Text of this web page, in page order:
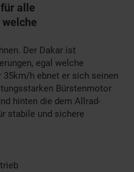
alle
welche
Der Dakar ist
egal welche
h ebnet er sich seinen
Bürstenmotor
hinten die dem Allrad-
stabile und sichere